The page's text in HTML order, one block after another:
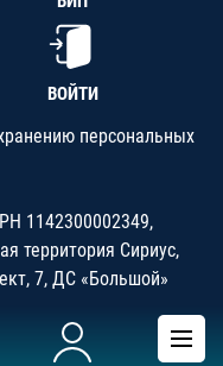
ВОЙТИ
персональных
1142300002349,
территория Сириус,
7, ДС «Большой»